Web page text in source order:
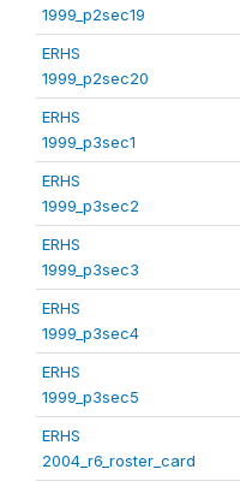
1999_p2sec19
ERHS
1999_p2sec20
ERHS
1999_p3sec1
ERHS
1999_p3sec2
ERHS
1999_p3sec3
ERHS
1999_p3sec4
ERHS
1999_p3sec5
ERHS
2004_r6_roster_card